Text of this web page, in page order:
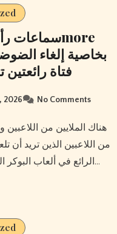
فتاة
2026 No Comments
هناك الملايين من اللاعبين ويمكنك الاختيار من بين هؤلاء الملايين
من اللاعبين الذين تريد أن
الرائع في ألعاب البوكر المباشرة عبر الإنترنت هو الكثير من…